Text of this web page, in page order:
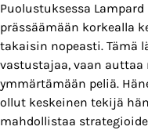
Puolustuksessa
prässäämään korkealla
takaisin nopeasti. Tämä
vastustajaa, vaan auttaa
ymmärtämään peliä.
ollut keskeinen tekijä
mahdollistaa